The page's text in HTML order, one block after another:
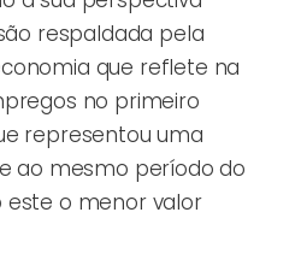
respaldada pela
que reflete na
no primeiro
representou uma
ao mesmo período do
este o menor valor